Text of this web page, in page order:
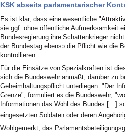
KSK abseits parlamentarischer
Es ist klar, dass eine wesentliche
sie ggf. ohne öffentliche Aufmerksamkeit
Bundesregierung ihre Schattenkrieger
der Bundestag ebenso die Pflicht wie die
kontrollieren.
Für die Einsätze von Spezialkräften ist
sich die Bundeswehr anmaßt, darüber zu
Geheimhaltungspflicht unterliegen: "Der
Grenze", formuliert es die Bundeswehr,
Informationen das Wohl des Bundes […]
eingesetzten Soldaten oder deren
Wohlgemerkt, das